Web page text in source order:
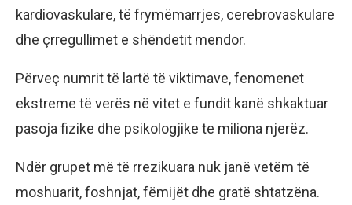
kardiovaskulare, të frymëmarrjes, cerebrovaskulare
dhe çrregullimet e shëndetit mendor.
Përveç numrit të lartë të viktimave, fenomenet
ekstreme të verës në vitet e fundit kanë shkaktuar
pasoja fizike dhe psikologjike te miliona njerëz.
Ndër grupet më të rrezikuara nuk janë vetëm të
moshuarit, foshnjat, fëmijët dhe gratë shtatzëna.